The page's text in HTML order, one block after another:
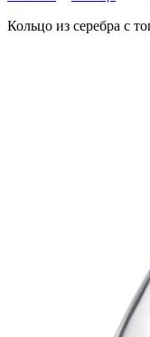
Кольцо из серебра с